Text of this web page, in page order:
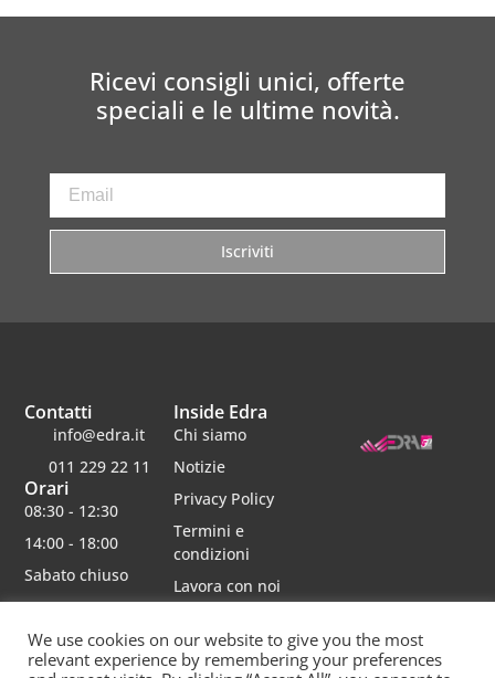
Ricevi consigli unici, offerte
speciali e le ultime novità.
Iscriviti
Inside Edra
Chi siamo
Notizie
Privacy Policy
Termini e
condizioni
Lavora con noi
Contatti
info@edra.it
011 229 22 11
Orari
08:30 - 12:30
14:00 - 18:00
Sabato chiuso
We use cookies on our website to give you the most
relevant experience by remembering your preferences